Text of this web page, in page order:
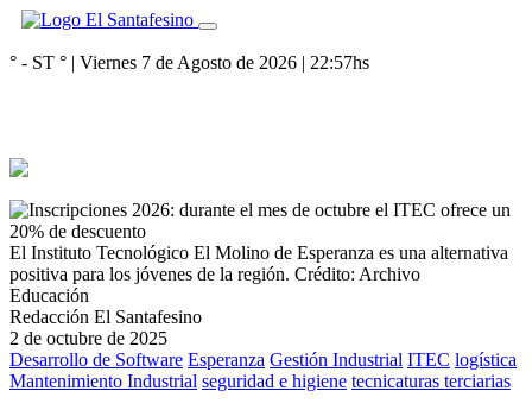
° - ST ° | Viernes 7 de Agosto de 2026 | 22:57hs
El Instituto Tecnológico El Molino de Esperanza es una alternativa
positiva para los jóvenes de la región. Crédito: Archivo
Educación
Redacción El Santafesino
2 de octubre de 2025
Desarrollo de Software Esperanza Gestión Industrial ITEC logística
Mantenimiento Industrial seguridad e higiene tecnicaturas terciarias